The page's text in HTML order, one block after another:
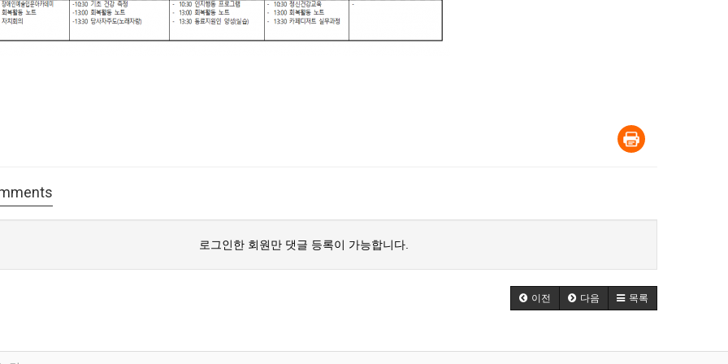
로그인한 회원만 댓글 등록이 가능합니다.
이전 다음 목록